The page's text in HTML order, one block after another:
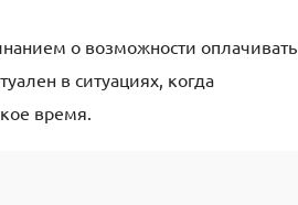
о возможности оплачивать
в ситуациях, когда
время.